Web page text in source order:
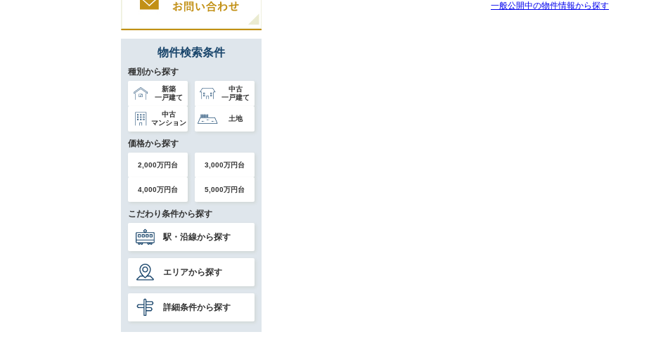
一般公開中の物件情報から探す
物件検索条件
種別から探す
新築
一戸建て
中古
一戸建て
中古
マンション
土地
価格から探す
2,000万円台 3,000万円台
4,000万円台 5,000万円台
こだわり条件から探す
駅・沿線から探す
エリアから探す
詳細条件から探す